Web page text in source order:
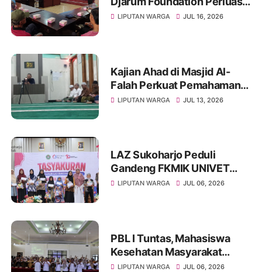
Akses Sanitasi Layak di
LIPUTAN WARGA JUL 16, 2026
Kajian Ahad di Masjid Al-
Falah Perkuat Pemahaman
Sunnah dan Tingkatkan
LIPUTAN WARGA JUL 13, 2026
LAZ Sukoharjo Peduli
Gandeng FKMIK UNIVET
BANTARA Santuni Anak
LIPUTAN WARGA JUL 06, 2026
PBL I Tuntas, Mahasiswa
Kesehatan Masyarakat
UNIVET BANTARA Siap
LIPUTAN WARGA JUL 06, 2026